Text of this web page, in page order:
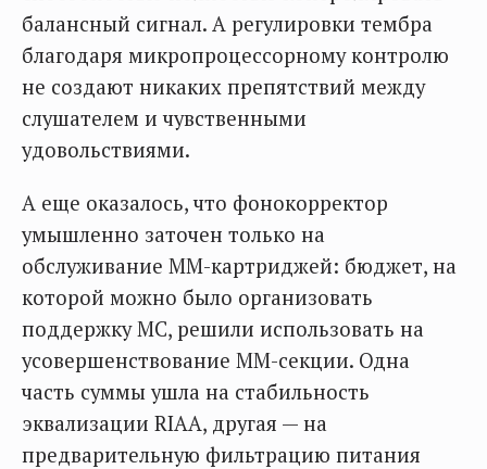
балансный сигнал. А регулировки тембра
благодаря микропроцессорному контролю
не создают никаких препятствий между
слушателем и чувственными
удовольствиями.
А еще оказалось, что фонокорректор
умышленно заточен только на
обслуживание ММ-картриджей: бюджет, на
которой можно было организовать
поддержку MC, решили использовать на
усовершенствование ММ-секции. Одна
часть суммы ушла на стабильность
эквализации RIAA, другая — на
предварительную фильтрацию питания